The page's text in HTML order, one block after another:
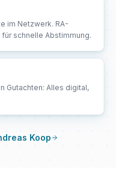
im Netzwerk. RA-
schnelle Abstimmung.
Gutachten: Alles digital,
Koop